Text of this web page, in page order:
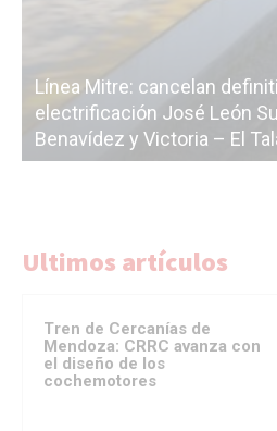
cancelan definitivamente la
José León Suárez –
y Victoria – El Talar
Ultimos artículos
Tren de Cercanías de
Mendoza: CRRC avanza con
el diseño de los
cochemotores